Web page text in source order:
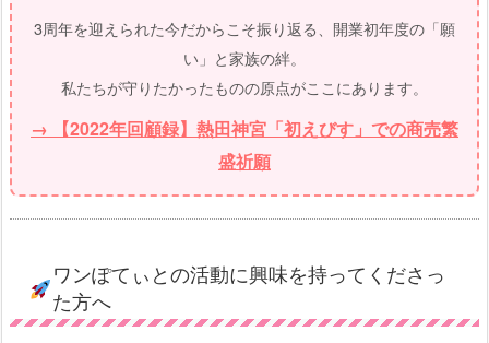
3周年を迎えられた今だからこそ振り返る、開業初年度の「願
い」と家族の絆。
私たちが守りたかったものの原点がここにあります。
→ 【2022年回顧録】熱田神宮「初えびす」での商売繁
盛祈願
ワンぽてぃとの活動に興味を持ってくださっ
た方へ